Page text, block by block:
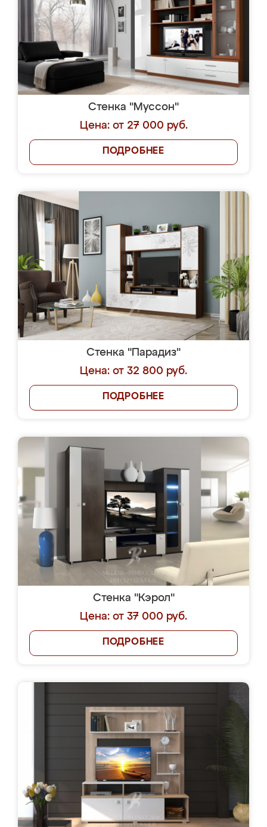
Стенка "Муссон"
Цена: от 27 000 руб.
ПОДРОБНЕЕ
Стенка "Парадиз"
Цена: от 32 800 руб.
ПОДРОБНЕЕ
Стенка "Кэрол"
Цена: от 37 000 руб.
ПОДРОБНЕЕ